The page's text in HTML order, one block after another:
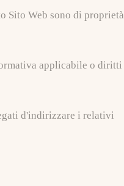
Sito Web sono di proprietà
applicabile o diritti
d'indirizzare i relativi